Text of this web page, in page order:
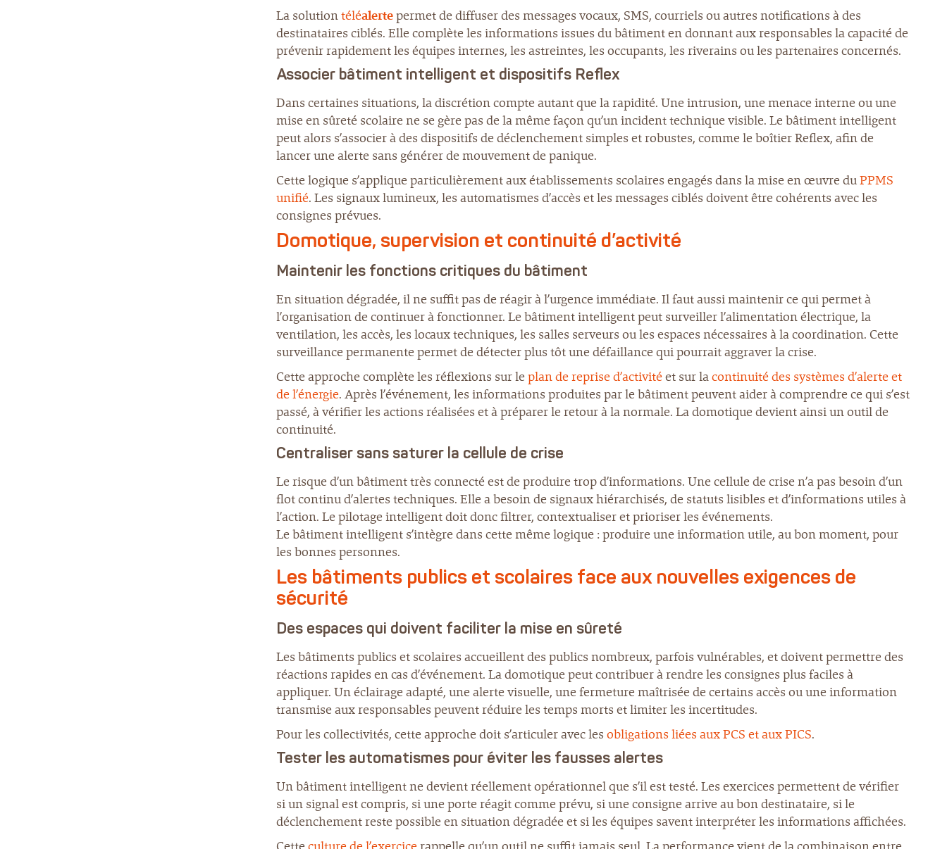
La solutiontéléalertepermet de diffuser des messages vocaux, SMS, courriels ou autres notifications à des
destinataires ciblés. Elle complète les informations issues du bâtiment en donnant aux responsables la capacité de
prévenir rapidement les équipes internes, les astreintes, les occupants, les riverains ou les partenaires concernés.
Associer bâtiment intelligent et dispositifs Reflex
Dans certaines situations, la discrétion compte autant que la rapidité. Une intrusion, une menace interne ou une
mise en sûreté scolaire ne se gère pas de la même façon qu’un incident technique visible. Le bâtiment intelligent
peut alors s’associer à des dispositifs de déclenchement simples et robustes, comme le boîtier Reflex, afin de
lancer une alerte sans générer de mouvement de panique.
Cette logique s’applique particulièrement aux établissements scolaires engagés dans la mise en œuvre duPPMS
unifié. Les signaux lumineux, les automatismes d’accès et les messages ciblés doivent être cohérents avec les
consignes prévues.
Domotique, supervision et continuité d’activité
Maintenir les fonctions critiques du bâtiment
En situation dégradée, il ne suffit pas de réagir à l’urgence immédiate. Il faut aussi maintenir ce qui permet à
l’organisation de continuer à fonctionner. Le bâtiment intelligent peut surveiller l’alimentation électrique, la
ventilation, les accès, les locaux techniques, les salles serveurs ou les espaces nécessaires à la coordination. Cette
surveillance permanente permet de détecter plus tôt une défaillance qui pourrait aggraver la crise.
Cette approche complète les réflexions sur le plan de reprise d’activité et sur lacontinuité des systèmes d’alerte et
de l’énergie. Après l’événement, les informations produites par le bâtiment peuvent aider à comprendre ce qui s’est
passé, à vérifier les actions réalisées et à préparer le retour à la normale. La domotique devient ainsi un outil de
continuité.
Centraliser sans saturer la cellule de crise
Le risque d’un bâtiment très connecté est de produire trop d’informations. Une cellule de crise n’a pas besoin d’un
flot continu d’alertes techniques. Elle a besoin de signaux hiérarchisés, de statuts lisibles et d’informations utiles à
l’action. Le pilotage intelligent doit donc filtrer, contextualiser et prioriser les événements.
Le bâtiment intelligent s’intègre dans cette même logique : produire une information utile, au bon moment, pour
les bonnes personnes.
Les bâtiments publics et scolaires face aux nouvelles exigences de
sécurité
Des espaces qui doivent faciliter la mise en sûreté
Les bâtiments publics et scolaires accueillent des publics nombreux, parfois vulnérables, et doivent permettre des
réactions rapides en cas d’événement. La domotique peut contribuer à rendre les consignes plus faciles à
appliquer. Un éclairage adapté, une alerte visuelle, une fermeture maîtrisée de certains accès ou une information
transmise aux responsables peuvent réduire les temps morts et limiter les incertitudes.
Pour les collectivités, cette approche doit s’articuler avec les obligations liées aux PCS et aux PICS.
Tester les automatismes pour éviter les fausses alertes
Un bâtiment intelligent ne devient réellement opérationnel que s’il est testé. Les exercices permettent de vérifier
si un signal est compris, si une porte réagit comme prévu, si une consigne arrive au bon destinataire, si le
déclenchement reste possible en situation dégradée et si les équipes savent interpréter les informations affichées.